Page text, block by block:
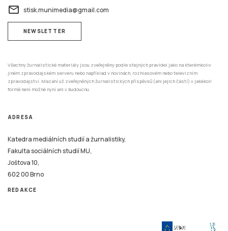
email stisk.munimedia@gmail.com
NEWSLETTER
Všechny žurnalistické materiály jsou zveřejněny podle stejných pravidel jako na kterémkoliv
jiném zpravodajském serveru nebo například v novinách, rozhlasovém nebo televizním
zpravodajství. Mazání už zveřejněných žurnalistických příspěvků (ani jejich částí) v jakékoli
formě není možné nyní ani v budoucnu.
ADRESA
Katedra mediálních studií a žurnalistiky,
Fakulta sociálních studií MU,
Joštova 10,
602 00 Brno
REDAKCE